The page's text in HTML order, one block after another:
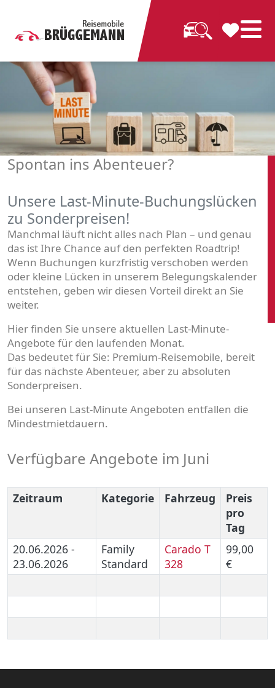
Spontan ins Abenteuer?
Unsere Last-Minute-Buchungslücken
zu Sonderpreisen!
Manchmal läuft nicht alles nach Plan – und genau
das ist Ihre Chance auf den perfekten Roadtrip!
Wenn Buchungen kurzfristig verschoben werden
oder kleine Lücken in unserem Belegungskalender
entstehen, geben wir diesen Vorteil direkt an Sie
weiter.
Hier finden Sie unsere aktuellen Last-Minute-
Angebote für den laufenden Monat.
Das bedeutet für Sie: Premium-Reisemobile, bereit
für das nächste Abenteuer, aber zu absoluten
Sonderpreisen.
Bei unseren Last-Minute Angeboten entfallen die
Mindestmietdauern.
Verfügbare Angebote im Juni
Zeitraum Kategorie Fahrzeug
Preis
pro
Tag
20.06.2026 -
23.06.2026
Family
Standard
Carado T
328
99,00
€